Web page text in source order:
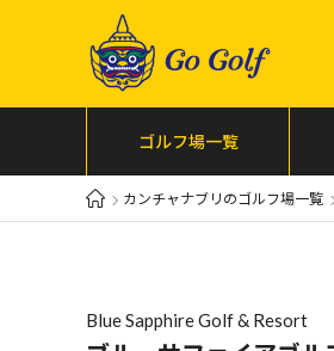
ゴルフ場一覧
カンチャナブリのゴルフ場一覧
Blue Sapphire Golf & Resort